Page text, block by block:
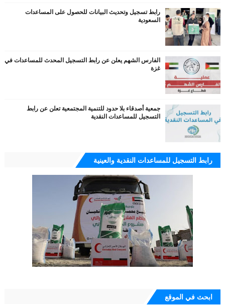
رابط تسجيل وتحديث البيانات للحصول على المساعدات
السعودية
الفارس الشهم يعلن عن رابط التسجيل المحدث للمساعدات في
غزة
جمعية أصدقاء بلا حدود للتنمية المجتمعية تعلن عن رابط
التسجيل للمساعدات النقدية
رابط التسجيل للمساعدات النقدية والعينية
ابحث في الموقع